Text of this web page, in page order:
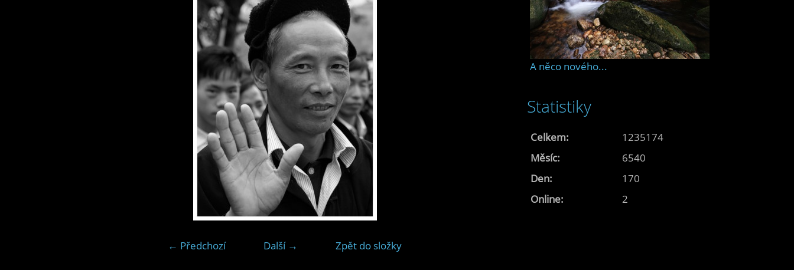
← Předchozí Další → Zpět do složky
A něco nového...
Statistiky
Online: 2
Celkem:
1235174
Měsíc:
6540
Den:
170